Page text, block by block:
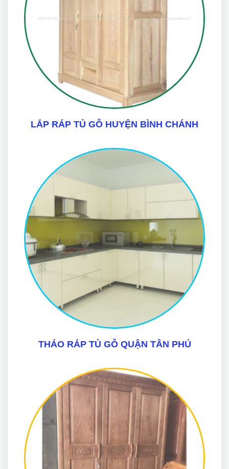
LẮP RÁP TỦ GỖ HUYỆN BÌNH CHÁNH
THÁO RÁP TỦ GỖ QUẬN TÂN PHÚ